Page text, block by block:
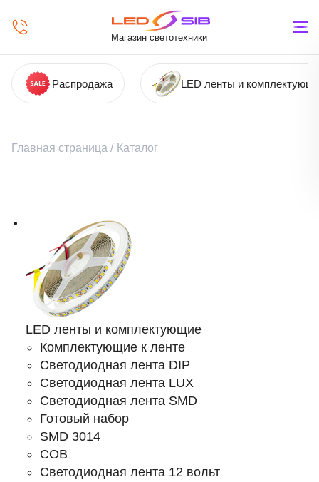
Магазин светотехники
Распродажа LED ленты и
Главная страница / Каталог
LED ленты и комплектующие
Комплектующие к ленте
Светодиодная лента DIP
Светодиодная лента LUX
Светодиодная лента SMD
Готовый набор
SMD 3014
COB
Светодиодная лента 12 вольт